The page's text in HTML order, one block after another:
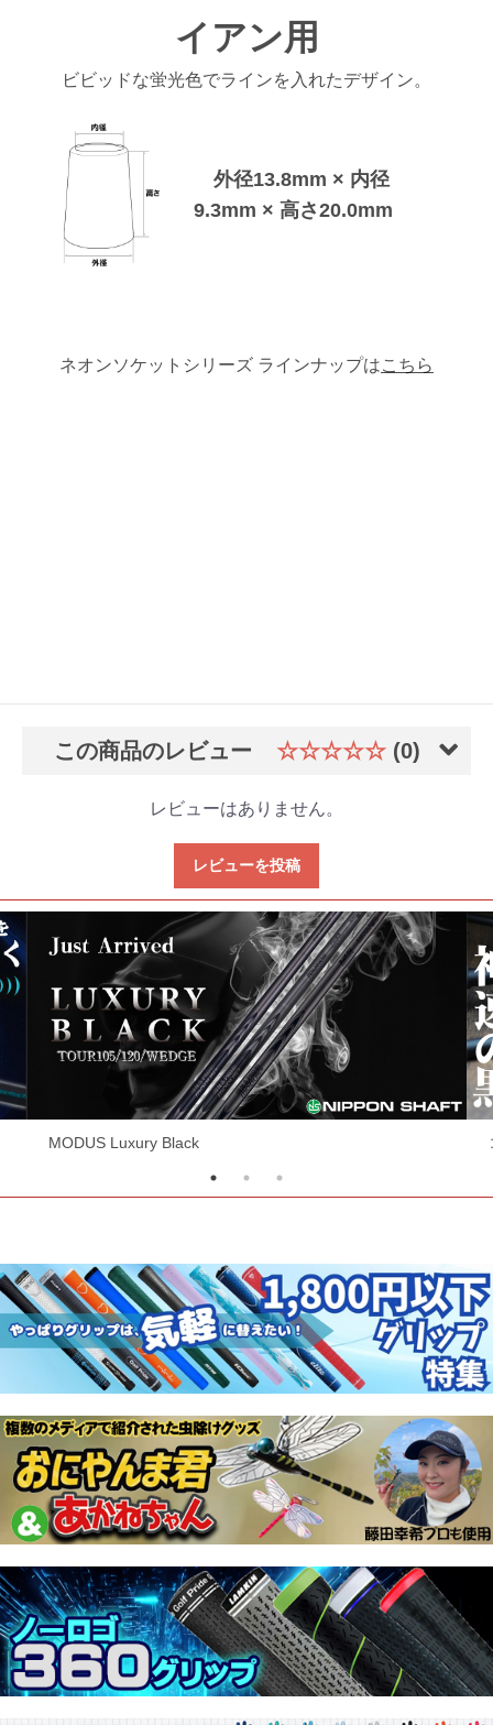
お買い物を続ける カートへ進む
お買い物を続ける パーツの選択へ進む
イアン用
ビビッドな蛍光色でラインを入れたデザイン。
外径13.8mm × 内径
9.3mm × 高さ20.0mm
ネオンソケットシリーズ ラインナップはこちら
この商品のレビュー ☆☆☆☆☆ (0)
レビューはありません。
レビューを投稿
コスパ最強シャフト！RF EVOシリーズ